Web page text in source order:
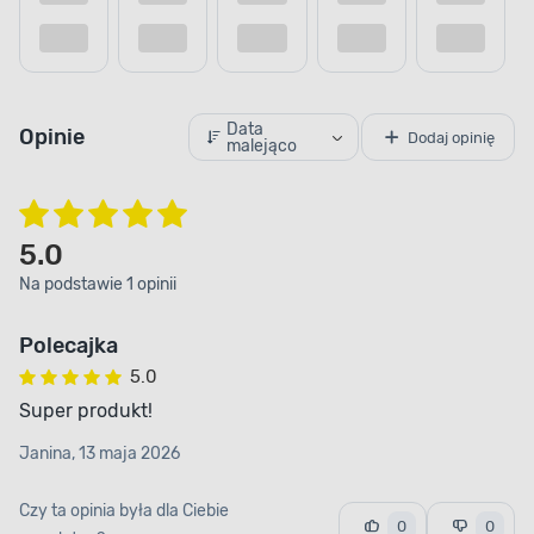
jednocześnie stabilnego tworzywa sztucznego.
Wyprofilowana rączka ułatwia
manewrowanie , a szeroka podstawa zapobiega
systemowi zwijaniawąż zawsze pozostaje
schludnie uporządkowanyi gotowy do
kolejnego użycia.
Opinie
Data
malejąco
Dodaj opinię
5.0
Na podstawie 1 opinii
Polecajka
5.0
Super produkt!
Janina, 13 maja 2026
Czy ta opinia była dla Ciebie
0 0